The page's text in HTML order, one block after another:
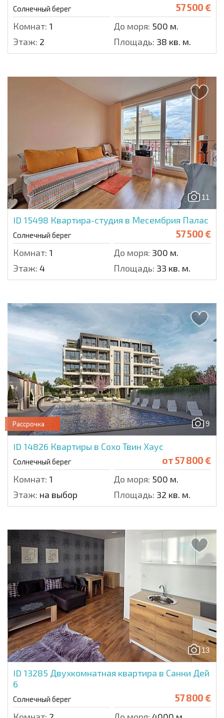
Солнечный берег 57 500 €
Комнат: 1 До моря: 500 м.
Этаж: 2 Площадь: 38 кв. м.
11
ID 15498 Квартира-студия в Месембрия Палас
Солнечный берег 57 500 €
Комнат: 1 До моря: 300 м.
Этаж: 4 Площадь: 33 кв. м.
9
Рассрочка
ID 14826 Квартиры в Сохо Твин Хаус
Солнечный берег от57 800 €
Комнат: 1 До моря: 500 м.
Этаж: на выбор Площадь: 32 кв. м.
13
ID 13285 Двухкомнатная квартира в Санни Дей
6
Солнечный берег 57 800 €